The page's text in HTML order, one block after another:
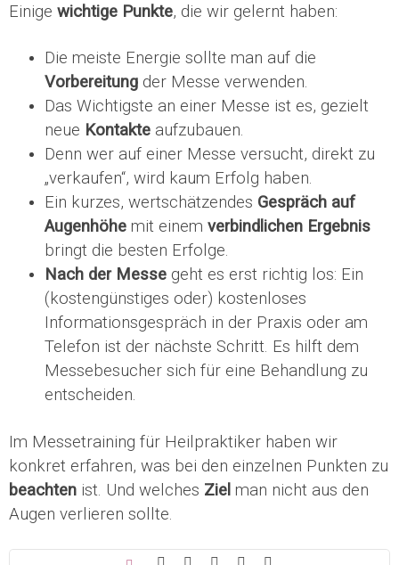
Einige wichtige Punkte, die wir gelernt haben:
Die meiste Energie sollte man auf die
Vorbereitung der Messe verwenden.
Das Wichtigste an einer Messe ist es, gezielt
neue Kontakte aufzubauen.
Denn wer auf einer Messe versucht, direkt zu
„verkaufen“, wird kaum Erfolg haben.
Ein kurzes, wertschätzendes Gespräch auf
Augenhöhe mit einem verbindlichen Ergebnis
bringt die besten Erfolge.
Nach der Messe geht es erst richtig los: Ein
(kostengünstiges oder) kostenloses
Informationsgespräch in der Praxis oder am
Telefon ist der nächste Schritt. Es hilft dem
Messebesucher sich für eine Behandlung zu
entscheiden.
Im Messetraining für Heilpraktiker haben wir
konkret erfahren, was bei den einzelnen Punkten zu
beachten ist. Und welches Ziel man nicht aus den
Augen verlieren sollte.